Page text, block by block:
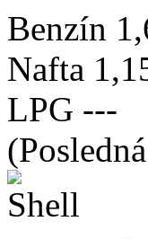
Benzín
Nafta
LPG ---